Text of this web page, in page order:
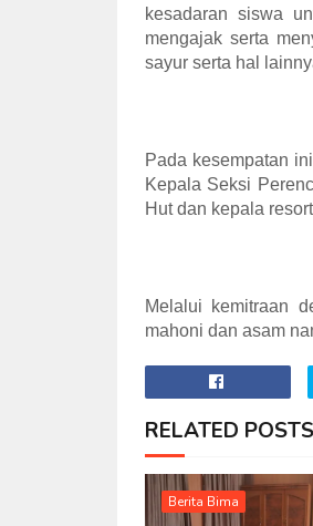
kesadaran siswa
mengajak serta
sayur serta hal
Pada kesempatan
Kepala Seksi
Hut dan kepala
Melalui kemitraan
mahoni dan asam
RELATED POSTS
Berita Bima